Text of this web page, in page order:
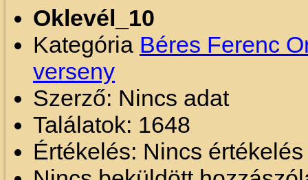
Oklevél_10
Kategória Béres Ferenc
verseny
Szerző: Nincs adat
Találatok: 1648
Értékelés: Nincs